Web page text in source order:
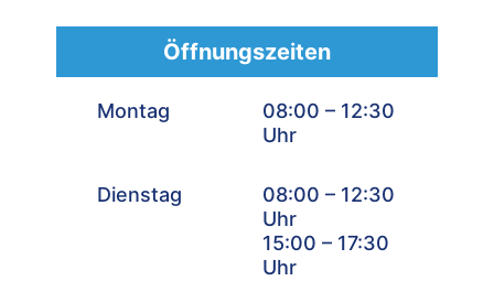
Öffnungszeiten
Montag
08:00 – 12:30
Uhr
Dienstag
08:00 – 12:30
Uhr
15:00 – 17:30
Uhr